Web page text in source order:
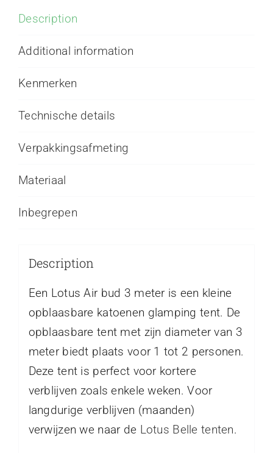
Description
Additional information
Kenmerken
Technische details
Verpakkingsafmeting
Materiaal
Inbegrepen
Description
Een Lotus Air bud 3 meter is een kleine
opblaasbare katoenen glamping tent. De
opblaasbare tent met zijn diameter van 3
meter biedt plaats voor 1 tot 2 personen.
Deze tent is perfect voor kortere
verblijven zoals enkele weken. Voor
langdurige verblijven (maanden)
verwijzen we naar de Lotus Belle tenten.